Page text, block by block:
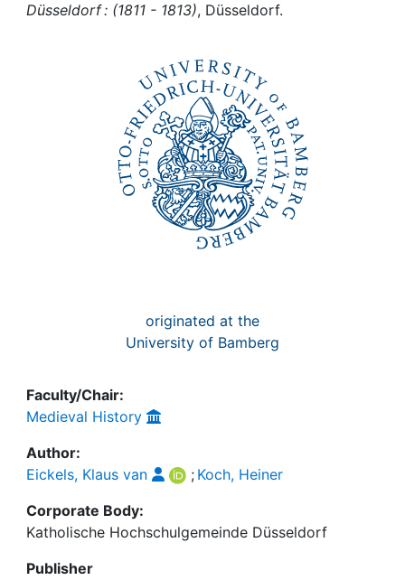
Düsseldorf : (1811 - 1813), Düsseldorf.
originated at the
University of Bamberg
Faculty/Chair:
Medieval History
Author:
Eickels, Klaus van
; Koch, Heiner
Corporate Body:
Katholische Hochschulgemeinde Düsseldorf
Publisher